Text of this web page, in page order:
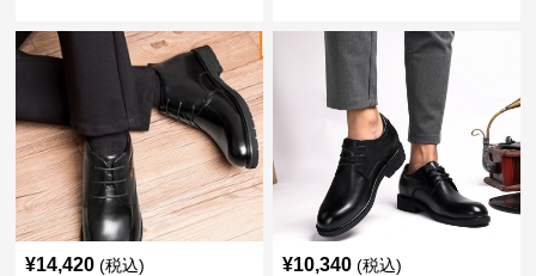
¥14,420 (税込) ¥10,340 (税込)